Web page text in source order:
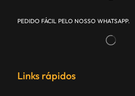
PEDIDO FÁCIL PELO NOSSO WHATSAPP.
Links rápidos